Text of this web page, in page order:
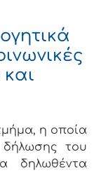
η οποία
δήλωσης του
δηλωθέντα